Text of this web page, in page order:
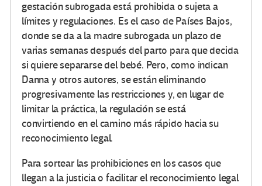
gestación subrogada está prohibida o sujeta a
límites y regulaciones. Es el caso de Países Bajos,
donde se da a la madre subrogada un plazo de
varias semanas después del parto para que decida
si quiere separarse del bebé. Pero, como indican
Danna y otros autores, se están eliminando
progresivamente las restricciones y, en lugar de
limitar la práctica, la regulación se está
convirtiendo en el camino más rápido hacia su
reconocimiento legal.
Para sortear las prohibiciones en los casos que
llegan a la justicia o facilitar el reconocimiento legal